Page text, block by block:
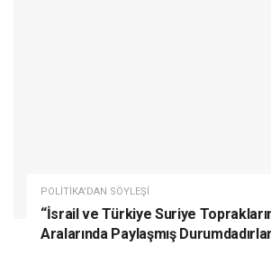
POLITIKA'DAN SÖYLEŞI
“İsrail ve Türkiye Suriye
Aralarında Paylaşmış